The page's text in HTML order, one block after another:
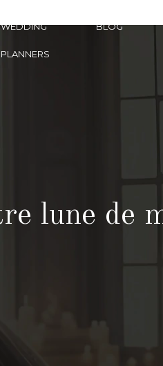
WEDDING
PLANNERS
BLOG
lune de